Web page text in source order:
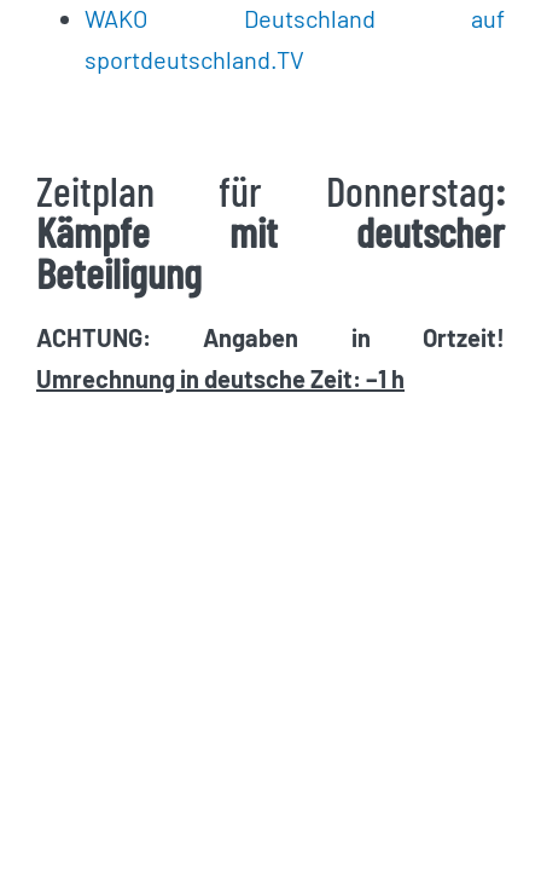
WAKO Deutschland auf
sportdeutschland.TV
Zeitplan für Donnerstag:
Kämpfe mit deutscher
Beteiligung
ACHTUNG: Angaben in Ortzeit!
Umrechnung in deutsche Zeit: –1 h